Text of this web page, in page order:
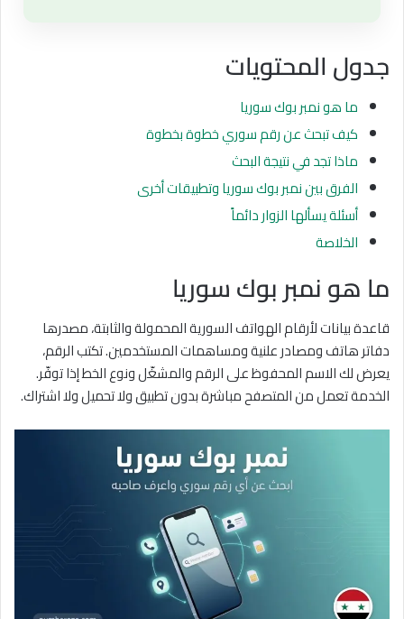
جدول المحتويات
ما هو نمبر بوك سوريا
كيف تبحث عن رقم سوري خطوة بخطوة
ماذا تجد في نتيجة البحث
الفرق بين نمبر بوك سوريا وتطبيقات أخرى
أسئلة يسألها الزوار دائماً
الخلاصة
ما هو نمبر بوك سوريا
قاعدة بيانات لأرقام الهواتف السورية المحمولة والثابتة، مصدرها
دفاتر هاتف ومصادر علنية ومساهمات المستخدمين. تكتب الرقم،
يعرض لك الاسم المحفوظ على الرقم والمشغّل ونوع الخط إذا توفّر.
الخدمة تعمل من المتصفح مباشرة بدون تطبيق ولا تحميل ولا اشتراك.